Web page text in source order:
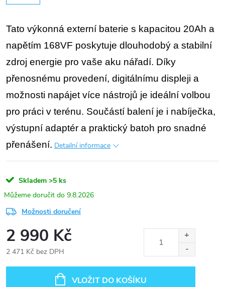
Tato výkonná externí baterie s kapacitou 20Ah a
napětím 168VF poskytuje dlouhodobý a stabilní
zdroj energie pro vaše aku nářadí. Díky
přenosnému provedení, digitálnímu displeji a
možnosti napájet více nástrojů je ideální volbou
pro práci v terénu. Součástí balení je i nabíječka,
výstupní adaptér a praktický batoh pro snadné
přenášení. Detailní informace
Skladem >5 ks
9.8.2026
Možnosti doručení
2 990 Kč
2 471 Kč bez DPH
VLOŽIT DO KOŠÍKU